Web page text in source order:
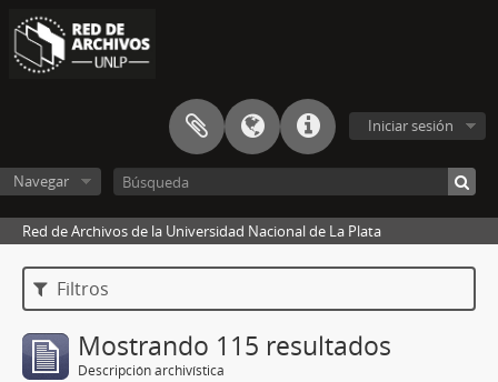
Iniciar sesión
Navegar
Red de Archivos de la Universidad Nacional de La Plata
Filtros
Mostrando 115 resultados
Descripción archivística